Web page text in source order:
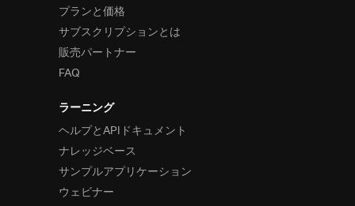
プランと価格
サブスクリプションとは
販売パートナー
FAQ
ラーニング
ヘルプとAPIドキュメント
ナレッジベース
サンプルアプリケーション
ウェビナー